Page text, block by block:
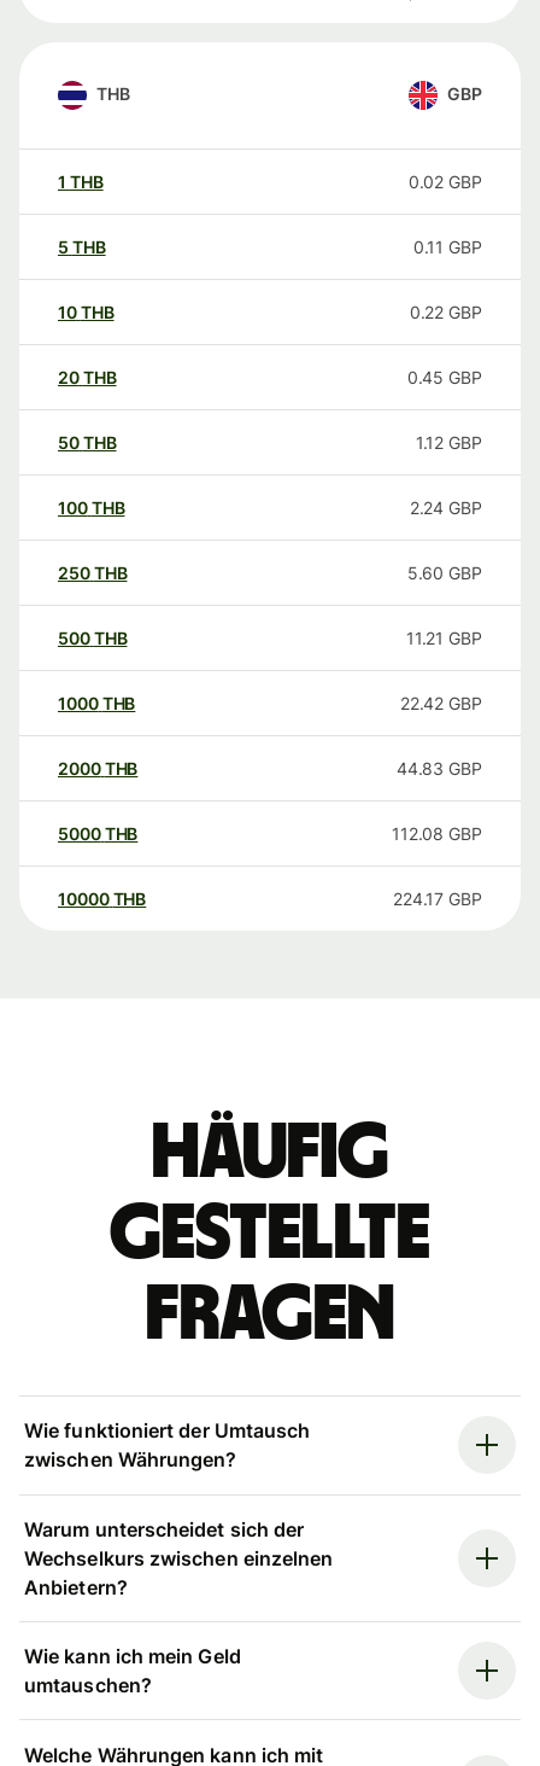
THB GBP
1 THB 0.02 GBP
5 THB 0.11 GBP
10THB 0.22 GBP
20THB 0.45 GBP
50THB 1.12 GBP
100THB 2.24 GBP
250THB 5.60 GBP
500THB 11.21 GBP
1000THB 22.42 GBP
2000THB 44.83 GBP
5000THB 112.08 GBP
10000 THB 224.17 GBP
Häufig
gestellte
Fragen
Wie funktioniert der Umtausch
zwischen Währungen?
Warum unterscheidet sich der
Wechselkurs zwischen einzelnen
Anbietern?
Wie kann ich mein Geld
umtauschen?
Welche Währungen kann ich mit